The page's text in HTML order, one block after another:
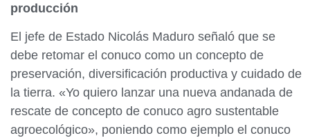
producción
El jefe de Estado Nicolás Maduro señaló que se
debe retomar el conuco como un concepto de
preservación, diversificación productiva y cuidado de
la tierra. «Yo quiero lanzar una nueva andanada de
rescate de concepto de conuco agro sustentable
agroecológico», poniendo como ejemplo el conuco